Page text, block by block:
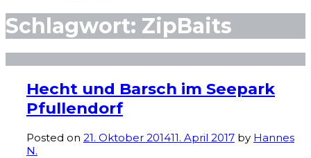
Schlagwort: ZipBaits
Hecht und Barsch im Seepark
Pfullendorf
Posted on 21. Oktober 201411. April 2017 by Hannes
N.